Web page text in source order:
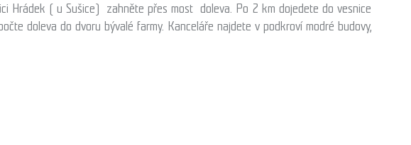
Hrádek ( u Sušice) zahněte přes most doleva. Po 2 km dojedete do vesnice
doleva do dvoru bývalé farmy. Kanceláře najdete v podkroví modré budovy,